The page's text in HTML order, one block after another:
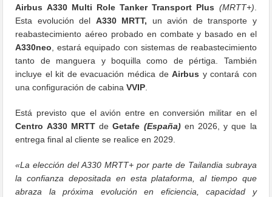
Airbus A330 Multi Role Tanker Transport Plus (MRTT+)
Esta evolución del A330 MRTT, un avión de transporte y
reabastecimiento aéreo probado en combate y basado en el
A330neo , estará equipado con sistemas de reabastecimiento
tanto de manguera y boquilla como de pértiga. También
incluye el kit de evacuación médica deAirbus y contará con
una configuración de cabinaVVIP
Está previsto que el avión entre en conversión militar en el
Centro A330 MRTTdeGetafe (España)en 2026, y que la
entrega final al cliente se realice en 2029.
«La elección del A330 MRTT+ por parte de Tailandia subraya
la confianza depositada en esta plataforma, al tiempo que
abraza la próxima evolución en eficiencia, capacidad y